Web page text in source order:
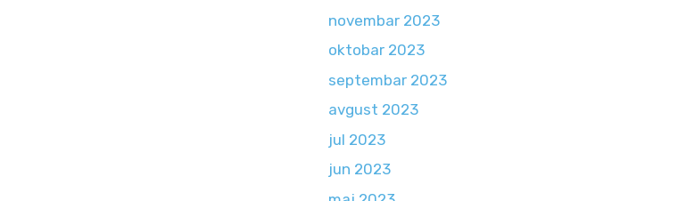
novembar 2023
oktobar 2023
septembar 2023
avgust 2023
jul 2023
jun 2023